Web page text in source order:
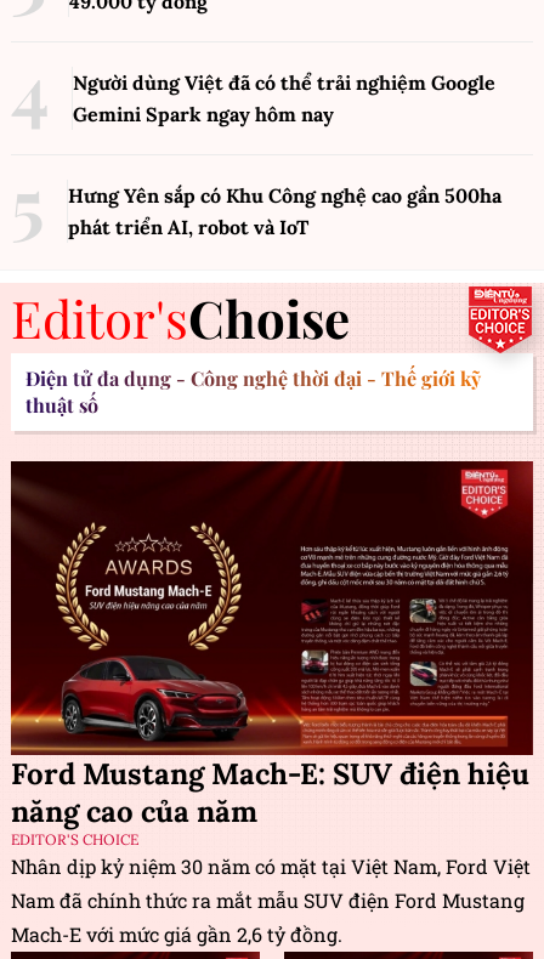
Người dùng Việt đã có thể trải nghiệm Google
Gemini Spark ngay hôm nay
Hưng Yên sắp có Khu Công nghệ cao gần 500ha
phát triển AI, robot và IoT
Editor'sChoise
Điện tử đa dụng - Công nghệ thời đại - Thế giới kỹ
thuật số
Ford Mustang Mach-E: SUV điện hiệu
năng cao của năm
EDITOR'S CHOICE
Nhân dịp kỷ niệm 30 năm có mặt tại Việt Nam, Ford Việt
Nam đã chính thức ra mắt mẫu SUV điện Ford Mustang
Mach-E với mức giá gần 2,6 tỷ đồng.